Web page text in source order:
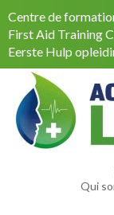
Centre de
First Aid Training
Eerste Hulp
Qui